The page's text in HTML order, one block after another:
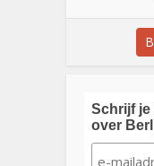
Schrijf je
over